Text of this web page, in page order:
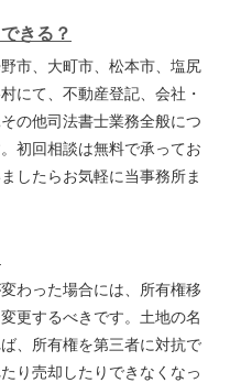
きる？
市、大町市、松本市、塩尻
にて、不動産登記、会社・
の他司法書士業務全般につ
初回相談は無料で承ってお
したらお気軽に当事務所ま
わった場合には、所有権移
更するべきです。土地の名
、所有権を第三者に対抗で
り売却したりできなくなっ